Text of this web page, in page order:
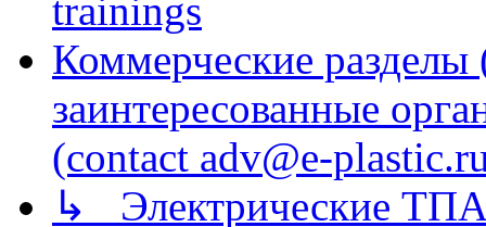
trainings
Коммерческие
заинтересованные
(contact adv@e-
↳ Электрические